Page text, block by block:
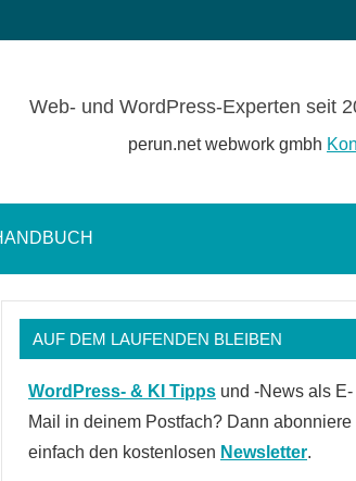
Web- und WordPress-Experten seit
perun.net webwork gmbh
AUF DEM LAUFENDEN BLEIBEN
WordPress- & KI Tipps und -News als E-
Mail in deinem Postfach? Dann abonniere
einfach den kostenlosen Newsletter.